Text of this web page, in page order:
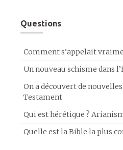
Questions
Comment s’appelait
Un nouveau schisme dans
On a découvert de
Testament
Qui est hérétique ?
Quelle est la Bible la plus